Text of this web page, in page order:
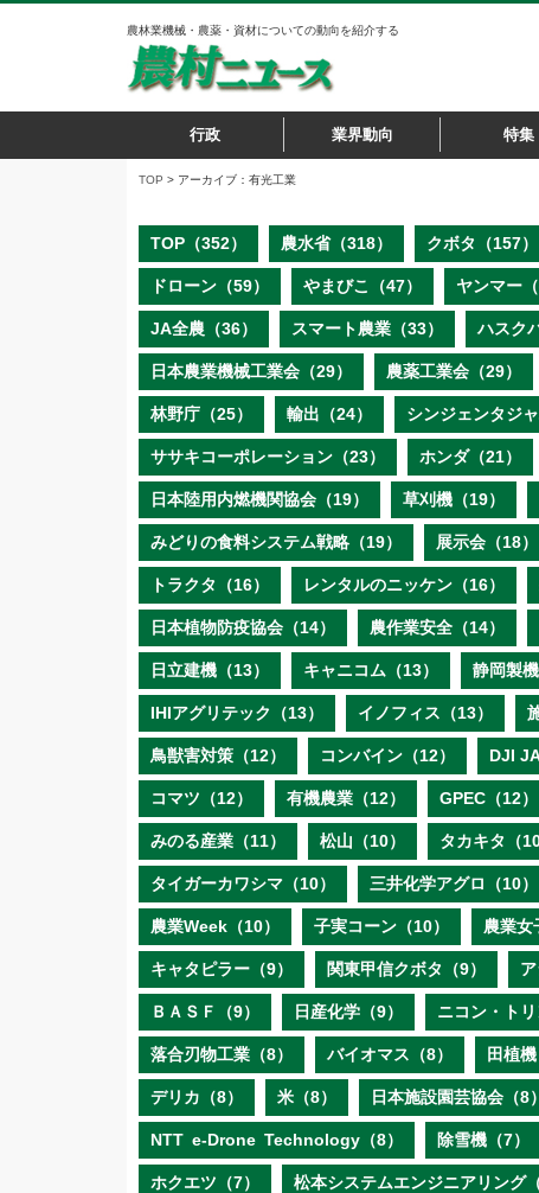
農林業機械・農薬・資材についての動向を紹介する
行政 業界動向 特集
TOP > アーカイブ：有光工業
TOP（352） 農水省（318） クボタ（157）
ドローン（59） やまびこ（47） ヤンマー（
JA全農（36） スマート農業（33） ハスク
日本農業機械工業会（29） 農薬工業会（29）
林野庁（25） 輸出（24） シンジェンタジャ
ササキコーポレーション（23） ホンダ（21）
日本陸用内燃機関協会（19） 草刈機（19）
みどりの食料システム戦略（19） 展示会（18）
トラクタ（16） レンタルのニッケン（16）
日本植物防疫協会（14） 農作業安全（14）
日立建機（13） キャニコム（13） 静岡製機
IHIアグリテック（13） イノフィス（13）
鳥獣害対策（12） コンバイン（12） DJI
コマツ（12） 有機農業（12） GPEC（12）
みのる産業（11） 松山（10） タカキタ（10
タイガーカワシマ（10） 三井化学アグロ（10）
農業Week（10） 子実コーン（10） 農業女
キャタピラー（9） 関東甲信クボタ（9）
ＢＡＳＦ（9） 日産化学（9） ニコン・トリ
落合刃物工業（8） バイオマス（8） 田植機
デリカ（8） 米（8） 日本施設園芸協会（8）
NTT e‐Drone Technology（8） 除雪機（7）
ホクエツ（7） 松本システムエンジニアリング（